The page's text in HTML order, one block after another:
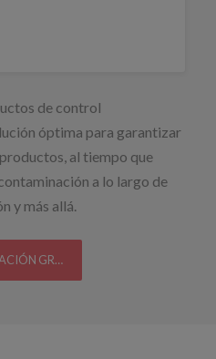
de control
óptima para garantizar
al tiempo que
a lo largo de
y más allá.
SOLICITE SU KIT DE DEMOSTRACIÓN GRATUITO